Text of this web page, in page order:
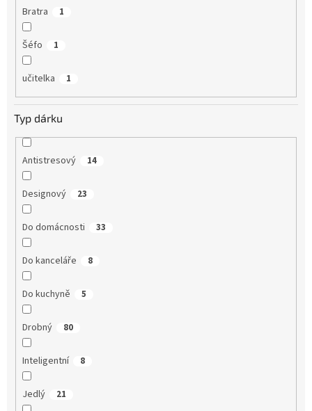
Bratra 1
Šéfo 1
učitelka 1
Typ dárku
Antistresový 14
Designový 23
Do domácnosti 33
Do kanceláře 8
Do kuchyně 5
Drobný 80
Inteligentní 8
Jedlý 21